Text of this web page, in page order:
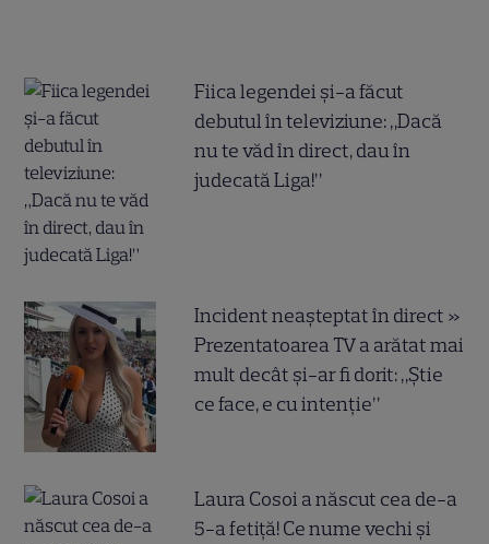
Fiica legendei și-a făcut
debutul în televiziune: „Dacă
nu te văd în direct, dau în
judecată Liga!”
Incident neașteptat în direct »
Prezentatoarea TV a arătat mai
mult decât și-ar fi dorit: „Știe
ce face, e cu intenție”
Laura Cosoi a născut cea de-a
5-a fetiță! Ce nume vechi și